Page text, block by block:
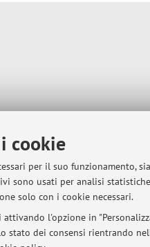
cookie
per il suo funzionamento,
sono usati per analisi
solo con i cookie necessari.
l'opzione in
stato dei consensi rientrando